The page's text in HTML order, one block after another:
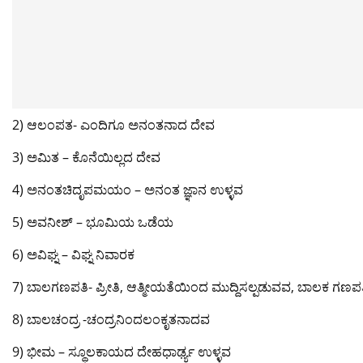
2) ಆಲಂಪತ- ಎಂದಿಗೂ ಅನಂತನಾದ ದೇವ
3) ಅಮಿತ – ಕೊನೆಯಿಲ್ಲದ ದೇವ
4) ಅನಂತಚಿದೃಪಮಯಂ – ಅನಂತ ಜ್ಞಾನ ಉಳ್ಳವ
5) ಅವನೀಶ್ – ಭೂಮಿಯ ಒಡೆಯ
6) ಅವಿಘ್ನ – ವಿಘ್ನ ನಿವಾರಕ
7) ಬಾಲಗಣಪತಿ- ಪ್ರೀತಿ, ಆತ್ಮೀಯತೆಯಿಂದ ಮುದ್ದಿಸಲ್ಪಡುವವ, ಬಾಲಕ
8) ಬಾಲಚಂದ್ರ -ಚಂದ್ರನಿಂದಲಂಕೃತನಾದವ
9) ಭೀಮ – ಸ್ಥೂಲಕಾಯದ ದೇಹಧಾರ್ಢ್ಯ ಉಳ್ಳವ